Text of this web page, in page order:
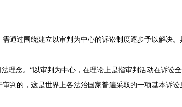
通过围绕建立以审判为中心的诉讼制度逐步予以解决。
理念。“以审判为中心，在理论上是指审判活动在诉讼
判的，这是世界上各法治国家普遍采取的一项基本诉讼